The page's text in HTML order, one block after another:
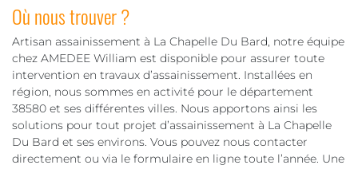
Où nous trouver ?
Artisan assainissement à La Chapelle Du Bard, notre équipe
chez AMEDEE William est disponible pour assurer toute
intervention en travaux d’assainissement. Installées en
région, nous sommes en activité pour le département
38580 et ses différentes villes. Nous apportons ainsi les
solutions pour tout projet d’assainissement à La Chapelle
Du Bard et ses environs. Vous pouvez nous contacter
directement ou via le formulaire en ligne toute l’année. Une